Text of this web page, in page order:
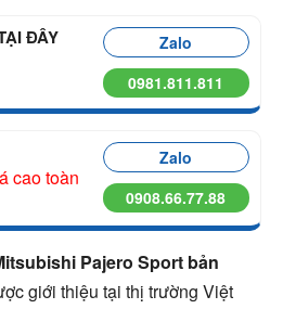
ĐÂY
Zalo
0981.811.811
cao toàn
Zalo
0908.66.77.88
Pajero Sport bản
giới thiệu tại thị trường Việt